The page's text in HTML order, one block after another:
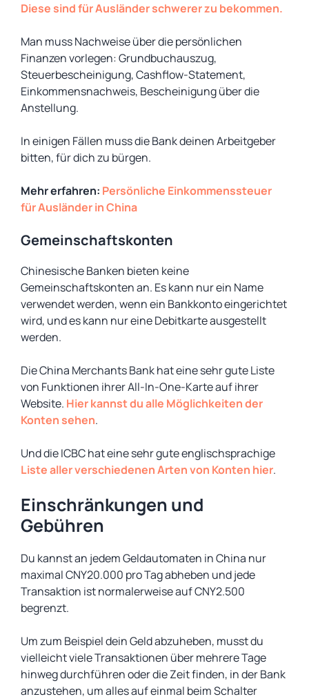
Diese sind für Ausländer schwerer zu bekommen.
Man muss Nachweise über die persönlichen
Finanzen vorlegen: Grundbuchauszug,
Steuerbescheinigung, Cashflow-Statement,
Einkommensnachweis, Bescheinigung über die
Anstellung.
In einigen Fällen muss die Bank deinen Arbeitgeber
bitten, für dich zu bürgen.
Mehr erfahren: Persönliche Einkommenssteuer
für Ausländer in China
Gemeinschaftskonten
Chinesische Banken bieten keine
Gemeinschaftskonten an. Es kann nur ein Name
verwendet werden, wenn ein Bankkonto eingerichtet
wird, und es kann nur eine Debitkarte ausgestellt
werden.
Die China Merchants Bank hat eine sehr gute Liste
von Funktionen ihrer All-In-One-Karte auf ihrer
Website. Hier kannst du alle Möglichkeiten der
Konten sehen.
Und die ICBC hat eine sehr gute englischsprachige
Liste aller verschiedenen Arten von Konten hier.
Einschränkungen und
Gebühren
Du kannst an jedem Geldautomaten in China nur
maximal CNY20.000 pro Tag abheben und jede
Transaktion ist normalerweise auf CNY2.500
begrenzt.
Um zum Beispiel dein Geld abzuheben, musst du
vielleicht viele Transaktionen über mehrere Tage
hinweg durchführen oder die Zeit finden, in der Bank
anzustehen, um alles auf einmal beim Schalter